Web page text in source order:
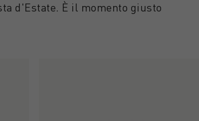
d'Estate. È il momento giusto